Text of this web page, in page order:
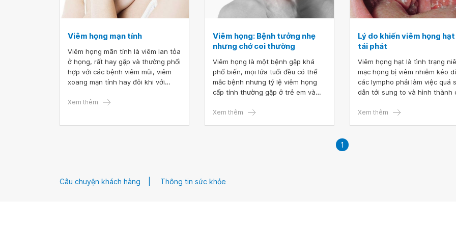
Viêm họng mạn tính
Viêm họng mãn tính là viêm lan tỏa
ở họng, rất hay gặp và thường phối
hợp với các bệnh viêm mũi, viêm
xoang mạn tính hay đôi khi với
Viêm họng mạn thể hiện dưới 3
Xem thêm
Viêm họng: Bệnh tưởng nhẹ
nhưng chớ coi thường
Viêm họng là một bệnh gặp khá
phổ biến, mọi lứa tuổi đều có thể
mắc bệnh nhưng tỷ lệ viêm họng
cấp tính thường gặp ở trẻ em và
tính gặp ở lứa tuổi lớn hơn. Viêm
Xem thêm
Lý do khiến viêm họng
tái phát
Viêm họng hạt là tình trạng
mạc họng bị viêm nhiễm kéo
các lympho phải làm việc quá
dẫn tới sưng to và hình thành
thành hai dạng cấp tính và mãn
Xem thêm
1
Câu chuyện khách hàng Thông tin sức khỏe